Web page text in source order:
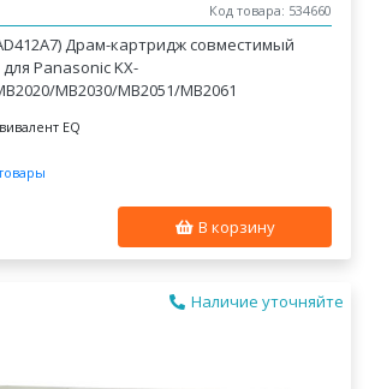
Код товара: 534660
Драм-картридж совместимый
Panasonic KX-
MB2030/MB2051/MB2061
EQ
В корзину
Наличие уточняйте